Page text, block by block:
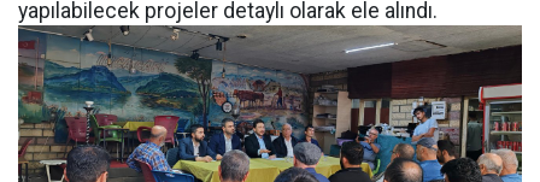
yapılabilecek projeler detaylı olarak ele alındı.